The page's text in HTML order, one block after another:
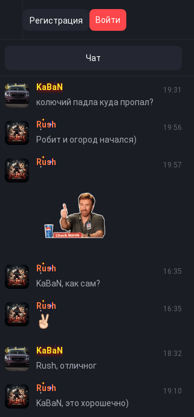
Регистрация Войти
Чат
все гудд)))
KaBaN 19:31
колючий падла куда пропал?
Rush 19:56
Робит и огород начался)
Rush 19:57
Rush 16:35
KaBaN, как сам?
Rush 16:35
KaBaN 18:32
Rush, отличног
Rush 19:10
KaBaN, это хорошечно)